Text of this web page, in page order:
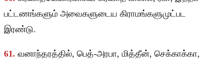
பட்டணங்களும் அவைகளுடைய கிராமங்களுமுட்பட
இரண்டு.
61. வனாந்தரத்தில், பெத்-அரபா, மித்தீன், செக்காக்கா,